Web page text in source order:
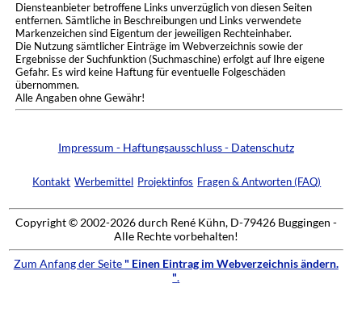
Diensteanbieter betroffene Links unverzüglich von diesen Seiten
entfernen. Sämtliche in Beschreibungen und Links verwendete
Markenzeichen sind Eigentum der jeweiligen Rechteinhaber.
Die Nutzung sämtlicher Einträge im Webverzeichnis sowie der
Ergebnisse der Suchfunktion (Suchmaschine) erfolgt auf Ihre eigene
Gefahr. Es wird keine Haftung für eventuelle Folgeschäden
übernommen.
Alle Angaben ohne Gewähr!
Impressum - Haftungsausschluss - Datenschutz
Kontakt Werbemittel Projektinfos Fragen & Antworten (FAQ)
Copyright © 2002-2026 durch René Kühn, D-79426 Buggingen -
Alle Rechte vorbehalten!
Zum Anfang der Seite " Einen Eintrag im Webverzeichnis ändern.
".